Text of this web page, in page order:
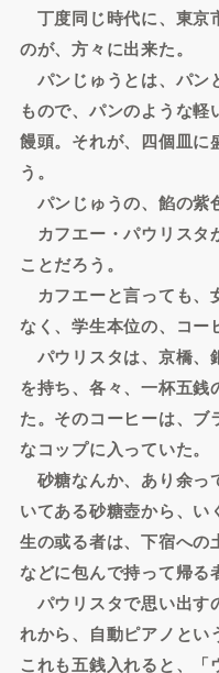
丁度同じ時代に、東京
のが、方々に出来た。
パンじゅうとは、パン
もので、パンのような
饅頭。それが、四個皿に
う。
パンじゅうの、餡の紫
カフエー・パウリスタ
ことだろう。
カフエーと言っても、
なく、学生本位の、コー
パウリスタは、京橋、
を持ち、各々、一杯五
た。そのコーヒーは、
なコップに入っていた。
砂糖なんか、あり余っ
いてある砂糖壺から、
生の或る者は、下宿への
などに包んで持って帰る
パウリスタで思い出す
れから、自動ピアノとい
これも五銭入れると、